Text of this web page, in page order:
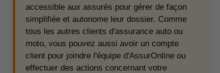
accessible aux assurés pour gérer de façon
simplifiée et autonome leur dossier. Comme
tous les autres clients d'assurance auto ou
moto, vous pouvez aussi avoir un compte
client pour joindre l'équipe d'AssurOnline ou
effectuer des actions concernant votre